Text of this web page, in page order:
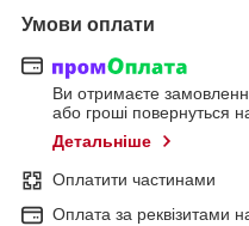
Умови оплати
Ви отримаєте
або гроші повернуться
Детальніше
Оплатити частинами
Оплата за реквізитами